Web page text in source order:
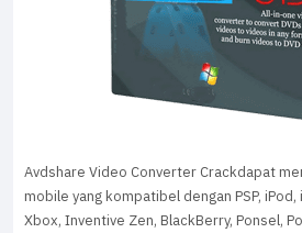
Avdshare Video Converter Crackdapat
mobile yang kompatibel dengan PSP, iPod,
Xbox, Inventive Zen, BlackBerry, Ponsel,